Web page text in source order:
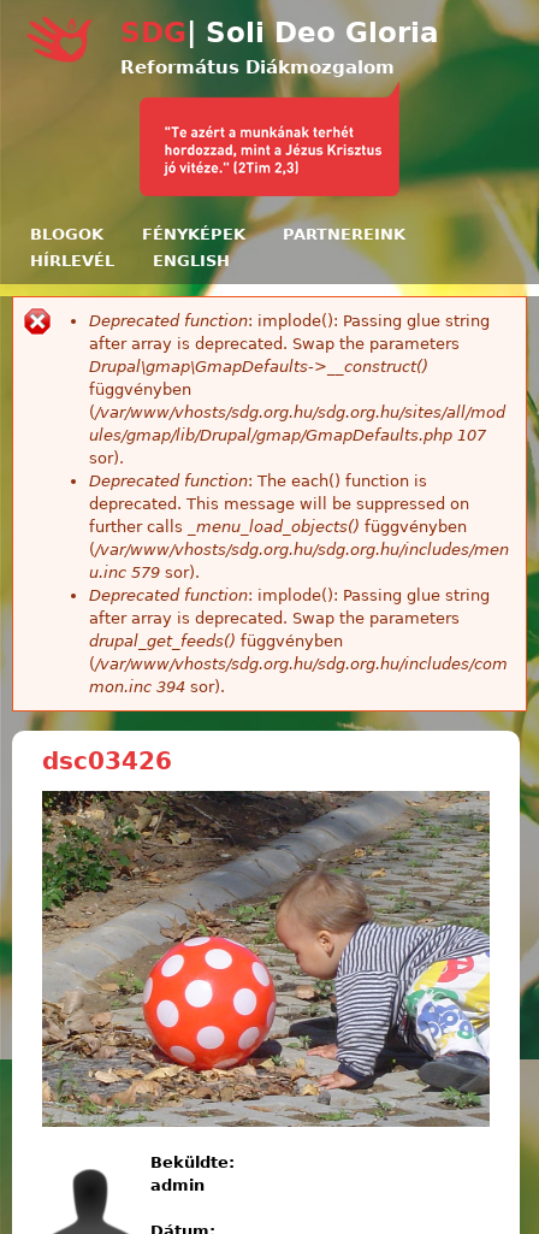
Ugrás a tartalomra
SDG | Soli Deo Gloria
Református Diákmozgalom
BLOGOK FÉNYKÉPEK
PARTNEREINK
HÍRLEVÉL
ENGLISH
Hibaüzenet
Deprecated function: implode(): Passing glue string
after array is deprecated. Swap the parameters
Drupal\gmap\GmapDefaults->__construct()
függvényben
(/var/www/vhosts/sdg.org.hu/sdg.org.hu/sites/all/mod
ules/gmap/lib/Drupal/gmap/GmapDefaults.php 107
sor).
Deprecated function: The each() function is
deprecated. This message will be suppressed on
further calls
_menu_load_objects() függvényben
(/var/www/vhosts/sdg.org.hu/sdg.org.hu/includes/men
u.inc 579 sor).
Deprecated function: implode(): Passing glue string
after array is deprecated. Swap the parameters
drupal_get_feeds() függvényben
(/var/www/vhosts/sdg.org.hu/sdg.org.hu/includes/com
mon.inc 394 sor).
dsc03426
Beküldte:
admin